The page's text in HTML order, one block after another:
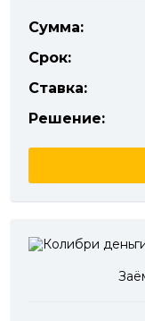
Сумма:
Срок:
Ставка:
Решение: